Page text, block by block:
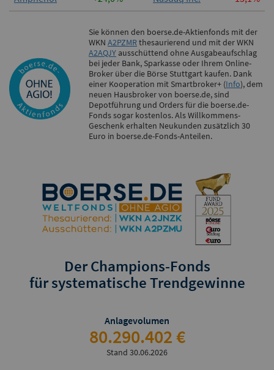
Sie können den boerse.de-Aktienfonds mit der
WKN A2PZMRthesaurierend und mit der WKN
A2AQJY ausschüttend ohne Ausgabeaufschlag
bei jeder Bank, Sparkasse oder Ihrem Online-
Broker über die Börse Stuttgart kaufen. Dank
einer Kooperation mit Smartbroker+ (Info), dem
neuen Hausbroker von boerse.de, sind
Depotführung und Orders für die boerse.de-
Fonds sogar kostenlos. Als Willkommens-
Geschenk erhalten Neukunden zusätzlich 30
Euro in boerse.de-Fonds-Anteilen.
Der Champions-Fonds
für systematische Trendgewinne
Anlagevolumen
80.290.402 €
Stand 30.06.2026